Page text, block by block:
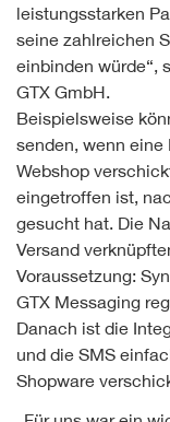
leistungsstarken
seine zahlreichen
einbinden würde“,
GTX GmbH.
Beispielsweise
senden, wenn
Webshop
eingetroffen ist,
gesucht hat. Die
Versand
Voraussetzung:
GTX Messaging
Danach ist die
und die SMS
Shopware